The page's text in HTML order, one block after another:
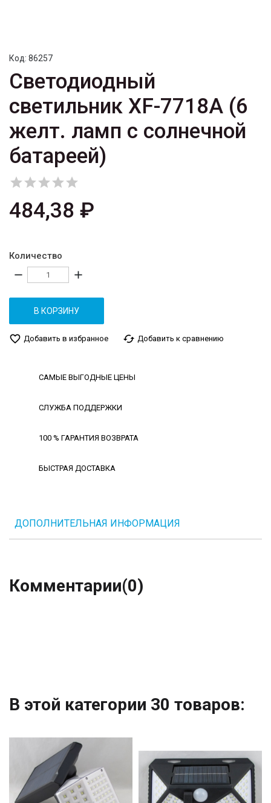
Код: 86257
Светодиодный
светильник XF-7718A (6
желт. ламп с солнечной
батареей)

484,38 ₽
Количество
remove add
В КОРЗИНУ
favorite_border Добавить в избранное cached Добавить к сравнению
САМЫЕ ВЫГОДНЫЕ ЦЕНЫ
СЛУЖБА ПОДДЕРЖКИ
100 % ГАРАНТИЯ ВОЗВРАТА
БЫСТРАЯ ДОСТАВКА
ДОПОЛНИТЕЛЬНАЯ ИНФОРМАЦИЯ
Комментарии(0)
В этой категории 30 товаров: